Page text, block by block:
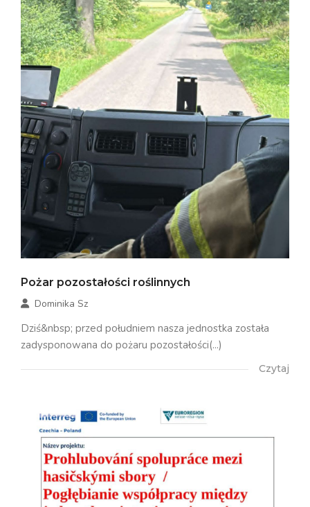
Pożar pozostałości roślinnych
Dominika Sz
Dziś&nbsp; przed południem nasza jednostka została
zadysponowana do pożaru pozostałości(...)
Czytaj